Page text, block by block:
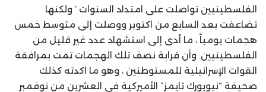
الفلسطينيين تواصلت على امتداد السنوات ’ ولكنها
تضاعفت بعد السابع من اكتوبر ووصلت إلى متوسط خمس
هجمات يومياً ، ما أدى إلى استشهاد عدد غير قليل من
الفلسطينيين. وأن قرابة نصف تلك الهجمات تمت بمرافقة
القوات الإسرائيلية للمستوطنين ، وهو ما اكدته كذلك
صحيفة “نيويورك تايمز” الأميركية في العشرين من نوفمبر